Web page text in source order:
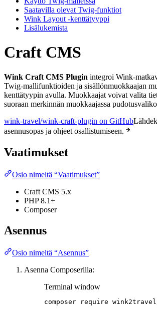
Saatavilla olevat Twig-funktiot
Wink Layout -kenttätyyppi
Lisälukemista
Craft CMS
Wink Craft CMS Plugin integroi Wink-
Twig-mallifunktioiden ja sisällönmuokkaajan
kenttätyypin avulla. Muokkaajat voivat valita
suoraan merkinnän muokkaajassa
wink-travel/wink-craft-plugin on GitHub
asennusopas ja ohjeet osallistumiseen.
Vaatimukset
Osio nimeltä “Vaatimukset”
Craft CMS 5.x
PHP 8.1+
Composer
Asennus
Osio nimeltä “Asennus”
Asenna Composerilla:
Terminal window
composer require